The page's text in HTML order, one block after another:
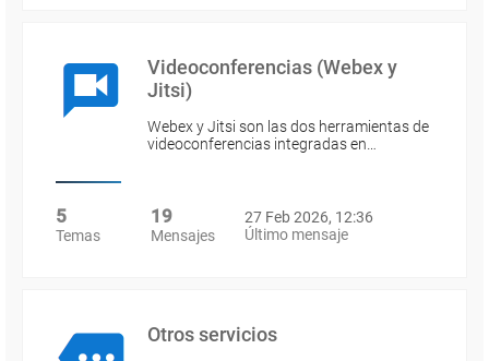
Videoconferencias (Webex y
Jitsi)
Webex y Jitsi son las dos herramientas de
videoconferencias integradas en…
5
Temas
19
Mensajes
27 Feb 2026, 12:36
Último mensaje
Otros servicios